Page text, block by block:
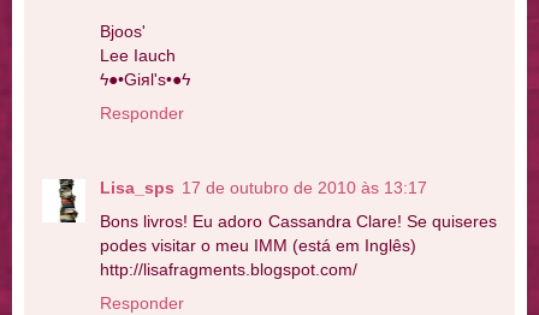
Bjoos'
Lee Iauch
ϟ●•Giяl's•●ϟ
Responder
Lisa_sps 17 de outubro de 2010 às 13:17
Bons livros! Eu adoro Cassandra Clare! Se quiseres
podes visitar o meu IMM (está em Inglês)
http://lisafragments.blogspot.com/
Responder